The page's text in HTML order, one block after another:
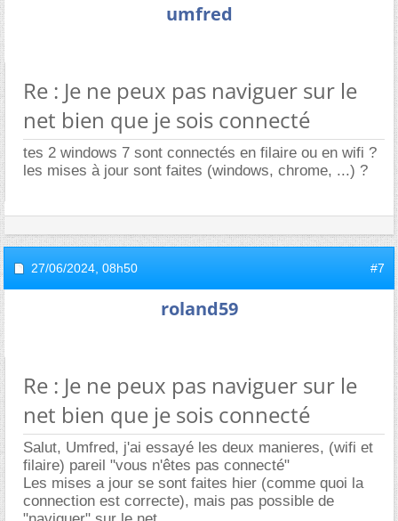
umfred
Re : Je ne peux pas naviguer sur le
net bien que je sois connecté
tes 2 windows 7 sont connectés en filaire ou en wifi ?
les mises à jour sont faites (windows, chrome, ...) ?
27/06/2024, 08h50 #7
roland59
Re : Je ne peux pas naviguer sur le
net bien que je sois connecté
Salut, Umfred, j'ai essayé les deux manieres, (wifi et
filaire) pareil "vous n'êtes pas connecté"
Les mises a jour se sont faites hier (comme quoi la
connection est correcte), mais pas possible de